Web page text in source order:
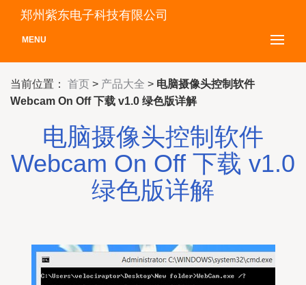
郑州紫东电子科技有限公司
MENU
当前位置： 首页 > 产品大全 > 电脑摄像头控制软件
Webcam On Off 下载 v1.0 绿色版详解
电脑摄像头控制软件
Webcam On Off 下载 v1.0
绿色版详解